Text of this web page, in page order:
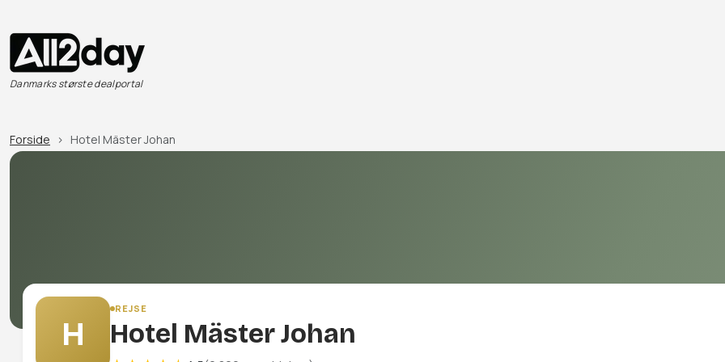
Danmarks største dealportal
Forside Hotel Mäster Johan
H
REJSE
Hotel Mäster Johan